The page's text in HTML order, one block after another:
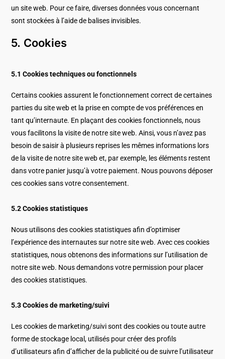
un site web. Pour ce faire, diverses données vous concernant
sont stockées à l’aide de balises invisibles.
5. Cookies
5.1 Cookies techniques ou fonctionnels
Certains cookies assurent le fonctionnement correct de certaines
parties du site web et la prise en compte de vos préférences en
tant qu’internaute. En plaçant des cookies fonctionnels, nous
vous facilitons la visite de notre site web. Ainsi, vous n’avez pas
besoin de saisir à plusieurs reprises les mêmes informations lors
de la visite de notre site web et, par exemple, les éléments restent
dans votre panier jusqu’à votre paiement. Nous pouvons déposer
ces cookies sans votre consentement.
5.2 Cookies statistiques
Nous utilisons des cookies statistiques afin d’optimiser
l’expérience des internautes sur notre site web. Avec ces cookies
statistiques, nous obtenons des informations sur l’utilisation de
notre site web. Nous demandons votre permission pour placer
des cookies statistiques.
5.3 Cookies de marketing/suivi
Les cookies de marketing/suivi sont des cookies ou toute autre
forme de stockage local, utilisés pour créer des profils
d’utilisateurs afin d’afficher de la publicité ou de suivre l’utilisateur